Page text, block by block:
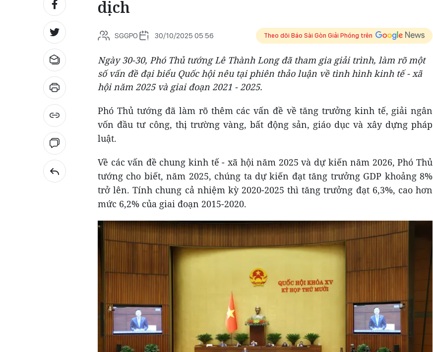
dịch
SGGPO 30/10/2025 05:56 Theo dõi Báo Sài Gòn Giải Phóng trên
Ngày 30-30, Phó Thủ tướng Lê Thành Long đã tham gia giải trình, làm rõ một
số vấn đề đại biểu Quốc hội nêu tại phiên thảo luận về tình hình kinh tế - xã
hội năm 2025 và giai đoạn 2021 - 2025.
Phó Thủ tướng đã làm rõ thêm các vấn đề về tăng trưởng kinh tế, giải ngân
vốn đầu tư công, thị trường vàng, bất động sản, giáo dục và xây dựng pháp
luật.
Về các vấn đề chung kinh tế - xã hội năm 2025 và dự kiến năm 2026, Phó Thủ
tướng cho biết, năm 2025, chúng ta dự kiến đạt tăng trưởng GDP khoảng 8%
trở lên. Tính chung cả nhiệm kỳ 2020-2025 thì tăng trưởng đạt 6,3%, cao hơn
mức 6,2% của giai đoạn 2015-2020.